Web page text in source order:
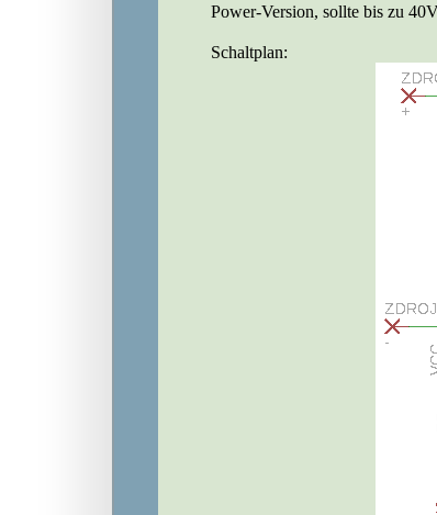
Power-Version, sollte bis zu
Schaltplan: